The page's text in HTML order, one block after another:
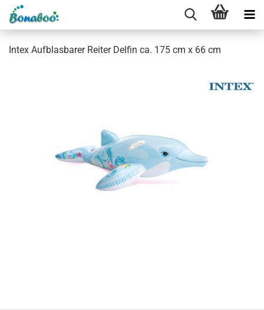
Intex Auf­blas­ba­rer Rei­ter Del­fin ca. 175 cm x 66 cm